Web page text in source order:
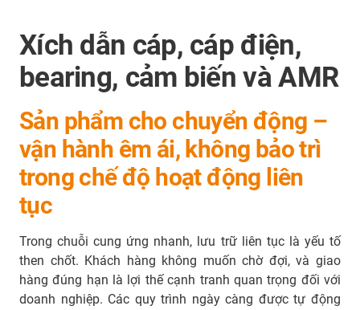
Xích dẫn cáp, cáp điện,
bearing, cảm biến và AMR
Sản phẩm cho chuyển động –
vận hành êm ái, không bảo trì
trong chế độ hoạt động liên
tục
Trong chuỗi cung ứng nhanh, lưu trữ liên tục là yếu tố
then chốt. Khách hàng không muốn chờ đợi, và giao
hàng đúng hạn là lợi thế cạnh tranh quan trọng đối với
doanh nghiệp. Các quy trình ngày càng được tự động